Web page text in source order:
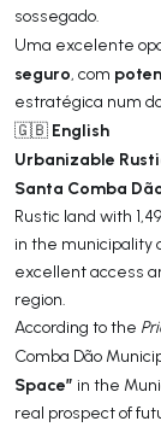
sossegado.
Uma excelente
seguro, com
estratégica num
🇬🇧 English
Urbanizable
Santa Comba
Rustic land with
in the municipality
excellent access
region.
According to the
Comba Dão
Space” in the
real prospect of